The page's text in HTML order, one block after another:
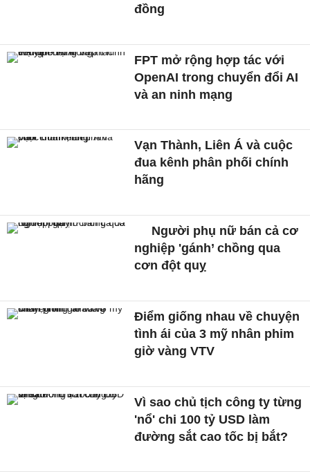
đồng
FPT mở rộng hợp tác với
OpenAI trong chuyển đổi AI
và an ninh mạng
Vạn Thành, Liên Á và cuộc
đua kênh phân phối chính
hãng
Người phụ nữ bán cả cơ
nghiệp 'gánh’ chồng qua
cơn đột quỵ
Điểm giống nhau về chuyện
tình ái của 3 mỹ nhân phim
giờ vàng VTV
Vì sao chủ tịch công ty từng
'nổ' chi 100 tỷ USD làm
đường sắt cao tốc bị bắt?